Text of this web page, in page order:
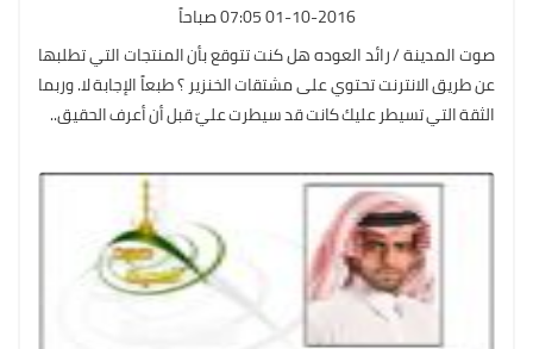
01-10-2016 07:05 صباحاً
صوت المدينة / رائد العوده هل كنت تتوقع بأن المنتجات التي تطلبها
عن طريق الانترنت تحتوي على مشتقات الخنزير ؟ طبعاً الإجابة لا. وربما
الثقة التي تسيطر عليك كانت قد سيطرت عليّ قبل أن أعرف الحقيق..